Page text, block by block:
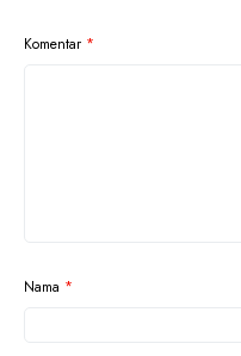
Komentar *
Nama *